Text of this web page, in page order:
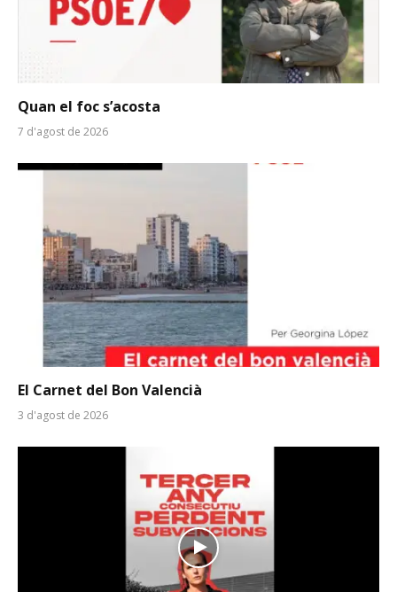
Quan el foc s’acosta
7 d'agost de 2026
El Carnet del Bon Valencià
3 d'agost de 2026